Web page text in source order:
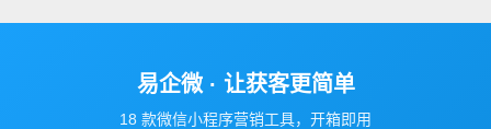
易企微 · 让获客更简单
18 款微信小程序营销工具，开箱即用